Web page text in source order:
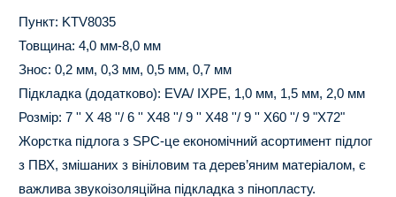
Пункт: KTV8035
Товщина: 4,0 мм-8,0 мм
Знос: 0,2 мм, 0,3 мм, 0,5 мм, 0,7 мм
Підкладка (додатково): EVA/ IXPE, 1,0 мм, 1,5 мм, 2,0 мм
Розмір: 7 '' X 48 ''/ 6 '' X48 ''/ 9 '' X48 ''/ 9 '' X60 ''/ 9 "X72"
Жорстка підлога з SPC-це економічний асортимент підлог
з ПВХ, змішаних з вініловим та дерев’яним матеріалом, є
важлива звукоізоляційна підкладка з пінопласту.